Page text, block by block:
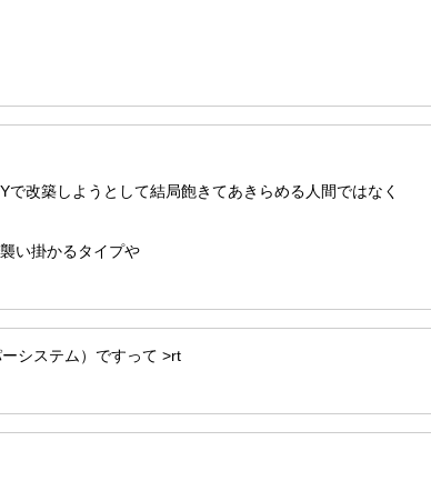
改築しようとして結局飽きてあきらめる人間ではなく
い掛かるタイプや
システム）ですって >rt